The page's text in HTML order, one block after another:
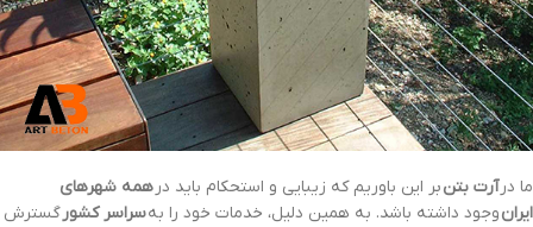
ما درآرت بتنبر این باوریم که زیبایی و استحکام باید درهمه شهرهای
ایرانوجود داشته باشد. به همین دلیل، خدمات خود را بهسراسر کشورگسترش